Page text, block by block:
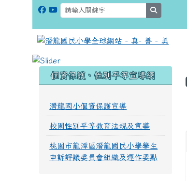
個資保護、性別平等宣導網
潛龍國小個資保護宣導
校園性別平等教育法規及宣導
桃園市龍潭區潛龍國民小學學生
申訴評議委員會組織及運作要點